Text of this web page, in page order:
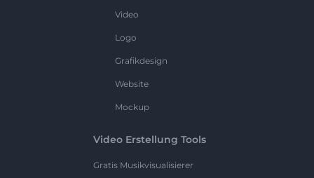
Video
Logo
Grafikdesign
Website
Mockup
Video Erstellung Tools
Gratis Musikvisualisierer